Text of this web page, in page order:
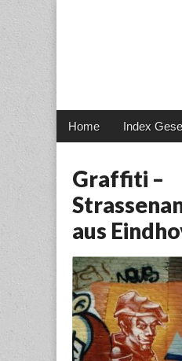
Main
Skip
Home Index
Graffiti –
aus